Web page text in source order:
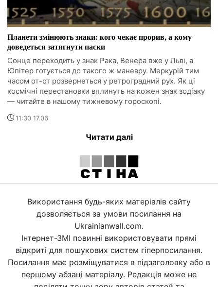
Планети змінюють знаки: кого чекає прорив, а кому
доведеться затягнути паски
Сонце переходить у знак Рака, Венера вже у Льві, а
Юпітер готується до такого ж маневру. Меркурій тим
часом от-от розвернеться у ретроградний рух. Як ці
космічні перестановки вплинуть на кожен знак зодіаку
— читайте в нашому тижневому гороскопі.
11:30 17.06
Читати далі
Використання будь-яких матеріалів сайту
дозволяється за умови посилання на
Ukrainianwall.com.
Інтернет-ЗМІ повинні використовувати прямі
відкриті для пошукових систем гіперпосилання.
Посилання має розміщуватися в підзаголовку або в
першому абзаці матеріалу. Редакція може не